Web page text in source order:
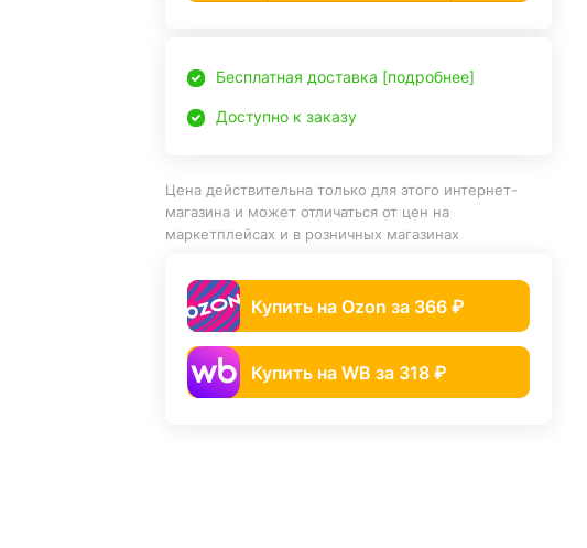
Бесплатная доставка [подробнее]
Доступно к заказу
Цена действительна только для этого интернет-
магазина и может отличаться от цен на
маркетплейсах и в розничных магазинах
Купить на Ozon за 366 ₽
Купить на WB за 318 ₽